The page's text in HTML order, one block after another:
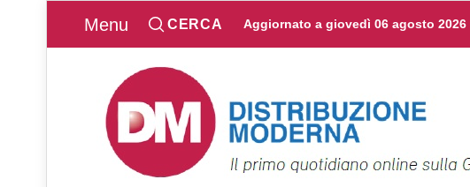
Menu CERCA Aggiornato a giovedì 06 agosto 2026